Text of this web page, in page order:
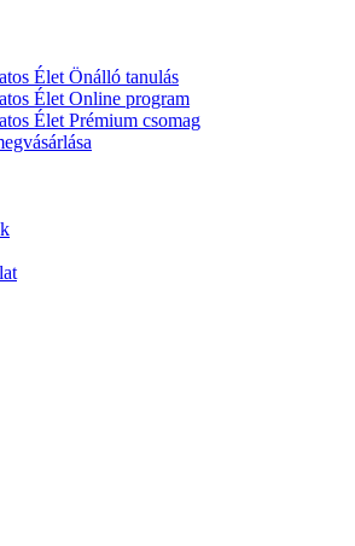
Élet Önálló tanulás
Élet Online program
Élet Prémium csomag